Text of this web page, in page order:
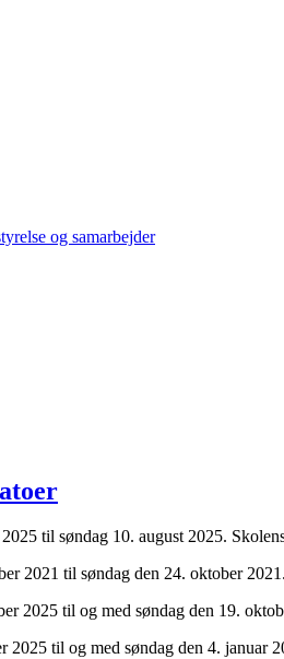
og samarbejder
til søndag 10. august 2025.
2021 til søndag den 24. oktober
2025 til og med søndag den 19.
2025 til og med søndag den 4. januar